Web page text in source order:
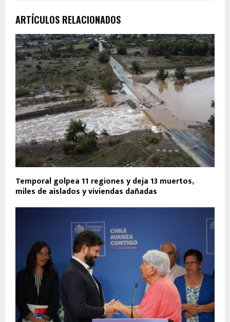
ARTÍCULOS RELACIONADOS
Temporal golpea 11 regiones y deja 13 muertos,
miles de aislados y viviendas dañadas